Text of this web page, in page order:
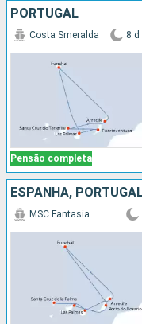
PORTUGAL
Pensão completa
Costa Smeralda 8 d
ESPANHA,
MSC Fantasia